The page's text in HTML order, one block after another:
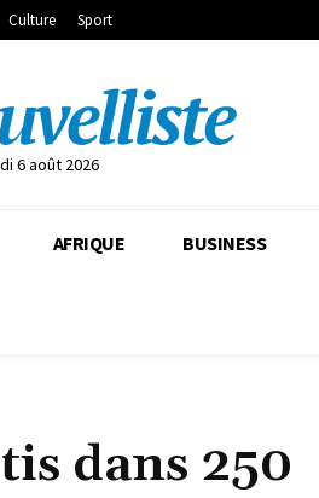
Culture Sport
6 août 2026
AFRIQUE BUSINESS
dans 250